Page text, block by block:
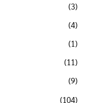
(3)
(4)
(1)
(11)
(9)
(104)